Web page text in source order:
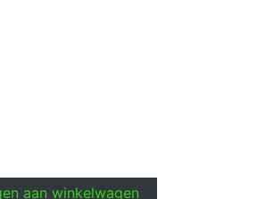
aan winkelwagen